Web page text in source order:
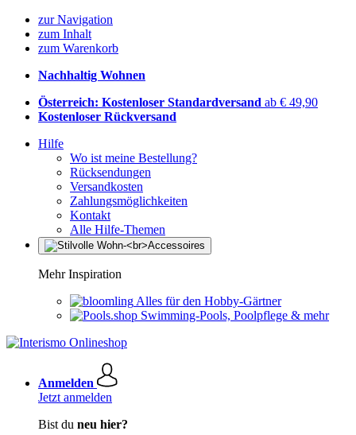
zur Navigation
zum Inhalt
zum Warenkorb
Nachhaltig Wohnen
Österreich: Kostenloser Standardversand ab € 49,90
Kostenloser Rückversand
Hilfe
Wo ist meine Bestellung?
Rücksendungen
Versandkosten
Zahlungsmöglichkeiten
Kontakt
Alle Hilfe-Themen
Mehr Inspiration
Alles für den Hobby-Gärtner
Swimming-Pools, Poolpflege & mehr
Anmelden
Jetzt anmelden
Bist du neu hier?